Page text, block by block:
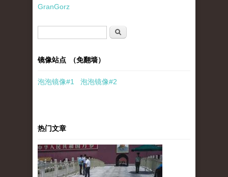
GranGorz
搜索
镜像站点 （免翻墙）
泡泡镜像#1 泡泡镜像#2
热门文章